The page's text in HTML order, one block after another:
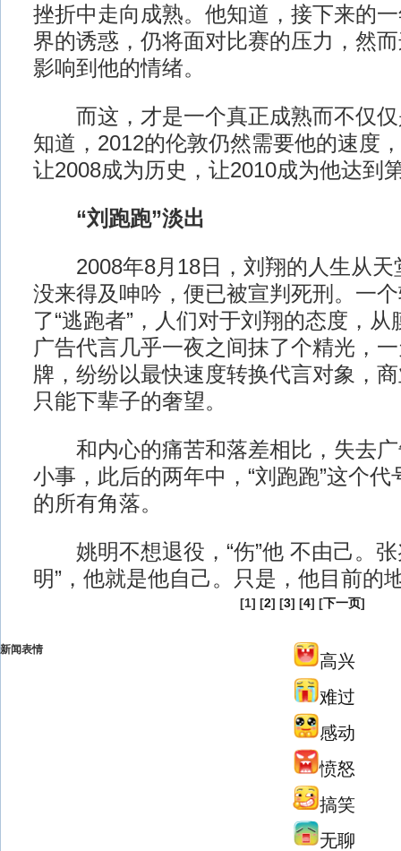
挫折中走向成熟。他知道，接下来的
界的诱惑，仍将面对比赛的压力，然
影响到他的情绪。
而这，才是一个真正成熟而不仅仅
知道，2012的伦敦仍然需要他的速度
让2008成为历史，让2010成为他达到
“刘跑跑”淡出
2008年8月18日，刘翔的人生从天
没来得及呻吟，便已被宣判死刑。一个
了“逃跑者”，人们对于刘翔的态度，
广告代言几乎一夜之间抹了个精光，
牌，纷纷以最快速度转换代言对象，
只能下辈子的奢望。
和内心的痛苦和落差相比，失去广
小事，此后的两年中，“刘跑跑”这个
的所有角落。
姚明不想退役，“伤”他 不由己。张
明”，他就是他自己。只是，他目前
[1] [2] [3] [4] [下一页]
新闻表情
高兴
难过
感动
愤怒
搞笑
无聊